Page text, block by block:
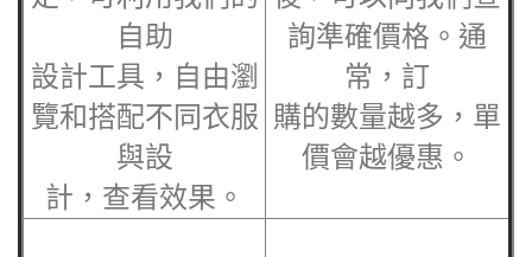
自助
設計工具，自由瀏
覽和搭配不同衣服
與設
計，查看效果。
詢準確價格。通
常，訂
購的數量越多，單
價會越優惠。